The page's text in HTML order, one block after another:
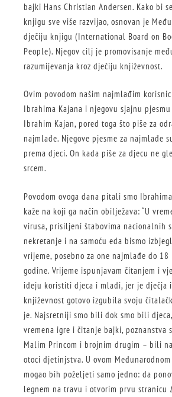
bajki Hans Christian Andersen. Kako bi
knjigu sve više razvijao, osnovan je
dječiju knjigu (International Board on
People). Njegov cilj je promovisanje
razumijevanja kroz dječiju književnost.
Ovim povodom našim najmlađim
Ibrahima Kajana i njegovu sjajnu
Ibrahim Kajan, pored toga što piše za
najmlađe. Njegove pjesme za najmlađe
prema djeci. On kada piše za djecu ne
srcem.
Povodom ovoga dana pitali smo
kaže na koji ga način obilježava: “U
virusa, prisiljeni štabovima nacionalnih
nekretanje i na samoću eda bismo
vrijeme, posebno za one najmlađe do 18
godine. Vrijeme ispunjavam čitanjem i
ideju koristiti djeca i mladi, jer je dječja
književnost gotovo izgubila svoju
je. Najsretniji smo bili dok smo bili
vremena igre i čitanje bajki, poznanstva s
Malim Princom i brojnim drugim – bili
otoci djetinjstva. U ovom
mogao bih poželjeti samo jedno: da
legnem na travu i otvorim prvu stranicu